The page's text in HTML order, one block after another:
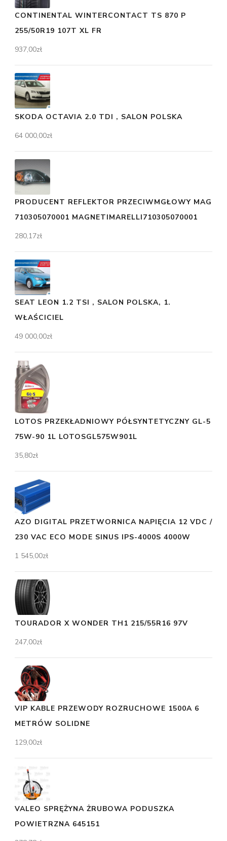
CONTINENTAL WINTERCONTACT TS 870 P
255/50R19 107T XL FR
937,00zł
SKODA OCTAVIA 2.0 TDI , SALON POLSKA
64 000,00zł
PRODUCENT REFLEKTOR PRZECIWMGŁOWY MAG
710305070001 MAGNETIMARELLI710305070001
280,17zł
SEAT LEON 1.2 TSI , SALON POLSKA, 1.
WŁAŚCICIEL
49 000,00zł
LOTOS PRZEKŁADNIOWY PÓŁSYNTETYCZNY GL-5
75W-90 1L LOTOSGL575W901L
35,80zł
AZO DIGITAL PRZETWORNICA NAPIĘCIA 12 VDC /
230 VAC ECO MODE SINUS IPS-4000S 4000W
1 545,00zł
TOURADOR X WONDER TH1 215/55R16 97V
247,00zł
VIP KABLE PRZEWODY ROZRUCHOWE 1500A 6
METRÓW SOLIDNE
129,00zł
VALEO SPRĘŻYNA ŻRUBOWA PODUSZKA
POWIETRZNA 645151